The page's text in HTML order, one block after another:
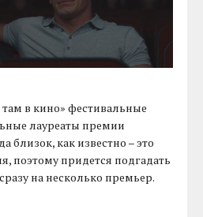
в кино» фестивальные
лауреаты премии
близок, как известно – это
поэтому придется подгадать
на несколько премьер.